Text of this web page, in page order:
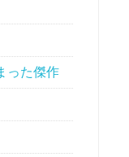
った傑作